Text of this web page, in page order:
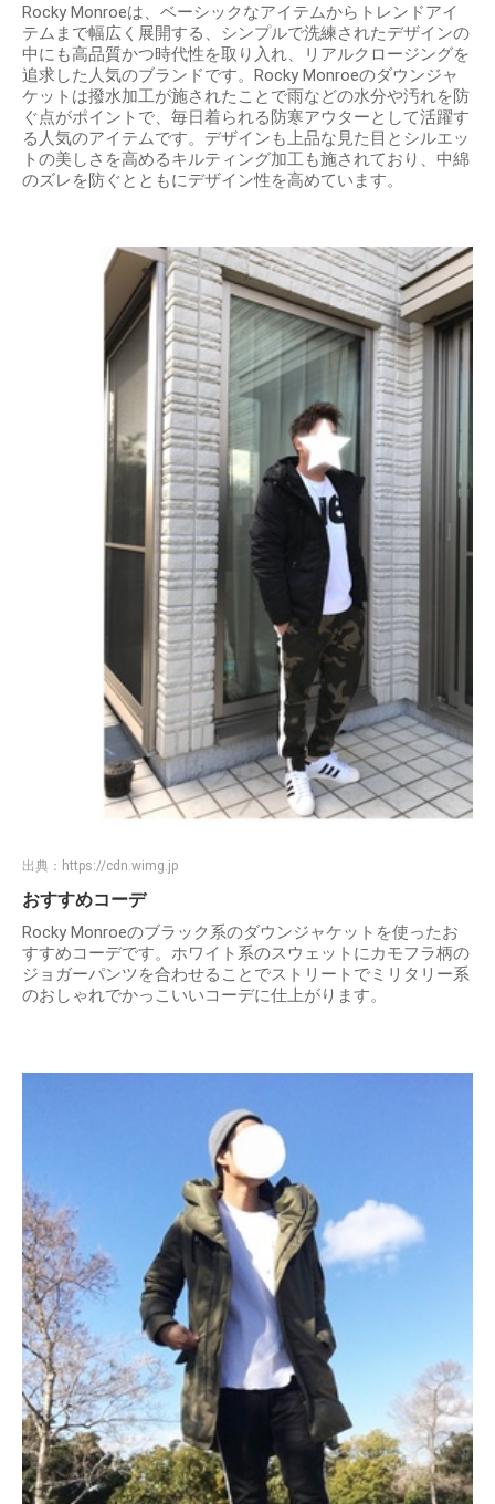
Rocky Monroeは、ベーシックなアイテムからトレンドアイ
テムまで幅広く展開する、シンプルで洗練されたデザインの
中にも高品質かつ時代性を取り入れ、リアルクロージングを
追求した人気のブランドです。Rocky Monroeのダウンジャ
ケットは撥水加工が施されたことで雨などの水分や汚れを防
ぐ点がポイントで、毎日着られる防寒アウターとして活躍す
る人気のアイテムです。デザインも上品な見た目とシルエッ
トの美しさを高めるキルティング加工も施されており、中綿
のズレを防ぐとともにデザイン性を高めています。
出典： https://cdn.wimg.jp
おすすめコーデ
Rocky Monroeのブラック系のダウンジャケットを使ったお
すすめコーデです。ホワイト系のスウェットにカモフラ柄の
ジョガーパンツを合わせることでストリートでミリタリー系
のおしゃれでかっこいいコーデに仕上がります。